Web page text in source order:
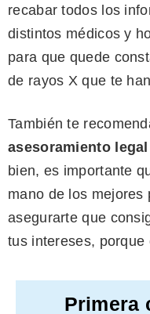
recabar todos los
distintos médicos y
para que quede
de rayos X que te
También te
asesoramiento
bien, es importante
mano de los mejores
asegurarte que
tus intereses,
Primera